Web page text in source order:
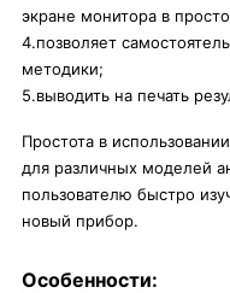
экране монитора в
4.позволяет
методики;
5.выводить на печать
Простота в
для различных моделей
пользователю быстро
новый прибор.
Особенности: